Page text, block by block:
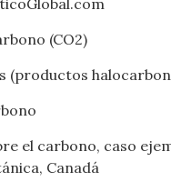
(CO2)
(productos
el carbono, caso
Canadá